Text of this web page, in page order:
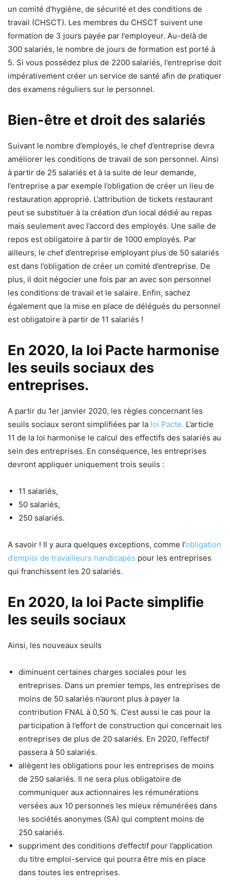
un comité d’hygiène, de sécurité et des conditions de
travail (CHSCT). Les membres du CHSCT suivent une
formation de 3 jours payée par l’employeur. Au-delà de
300 salariés, le nombre de jours de formation est porté à
5. Si vous possédez plus de 2200 salariés, l’entreprise doit
impérativement créer un service de santé afin de pratiquer
des examens réguliers sur le personnel.
Bien-être et droit des salariés
Suivant le nombre d’employés, le chef d’entreprise devra
améliorer les conditions de travail de son personnel. Ainsi
à partir de 25 salariés et à la suite de leur demande,
l’entreprise a par exemple l’obligation de créer un lieu de
restauration approprié. L’attribution de tickets restaurant
peut se substituer à la création d’un local dédié au repas
mais seulement avec l’accord des employés. Une salle de
repos est obligatoire à partir de 1000 employés. Par
ailleurs, le chef d’entreprise employant plus de 50 salariés
est dans l’obligation de créer un comité d’entreprise. De
plus, il doit négocier une fois par an avec son personnel
les conditions de travail et le salaire. Enfin, sachez
également que la mise en place de délégués du personnel
est obligatoire à partir de 11 salariés !
En 2020, la loi Pacte harmonise
les seuils sociaux des
entreprises.
A partir du 1er janvier 2020, les règles concernant les
seuils sociaux seront simplifiées par la loi Pacte. L’article
11 de la loi harmonise le calcul des effectifs des salariés au
sein des entreprises. En conséquence, les entreprises
devront appliquer uniquement trois seuils :
11 salariés,
50 salariés,
250 salariés.
A savoir ! Il y aura quelques exceptions, comme l’obligation
d’emploi de travailleurs handicapés pour les entreprises
qui franchissent les 20 salariés.
En 2020, la loi Pacte simplifie
les seuils sociaux
Ainsi, les nouveaux seuils
diminuent certaines charges sociales pour les
entreprises. Dans un premier temps, les entreprises de
moins de 50 salariés n’auront plus à payer la
contribution FNAL à 0,50 %. C’est aussi le cas pour la
participation à l’effort de construction qui concernait les
entreprises de plus de 20 salariés. En 2020, l’effectif
passera à 50 salariés.
allègent les obligations pour les entreprises de moins
de 250 salariés. Il ne sera plus obligatoire de
communiquer aux actionnaires les rémunérations
versées aux 10 personnes les mieux rémunérées dans
les sociétés anonymes (SA) qui comptent moins de
250 salariés.
suppriment des conditions d’effectif pour l’application
du titre emploi-service qui pourra être mis en place
dans toutes les entreprises.